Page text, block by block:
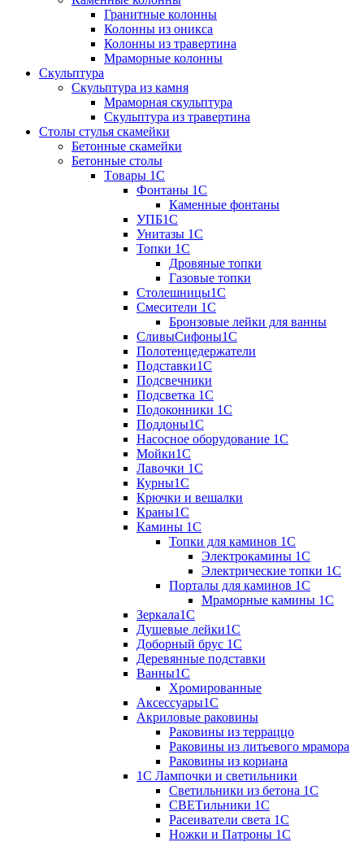
Гранитные колонны
Колонны из оникса
Колонны из травертина
Мраморные колонны
Скульптура
Скульптура из камня
Мраморная скульптура
Скульптура из травертина
Столы стулья скамейки
Бетонные скамейки
Бетонные столы
Tовары 1C
Фонтаны 1C
Каменные фонтаны
УПБ1С
Унитазы 1С
Топки 1С
Дровяные топки
Газовые топки
Столешницы1С
Смесители 1С
Бронзовые лейки для ванны
СливыСифоны1С
Полотенцедержатели
Подставки1С
Подсвечники
Подсветка 1С
Подоконники 1С
Поддоны1С
Насосное оборудование 1С
Мойки1С
Лавочки 1С
Курны1С
Крючки и вешалки
Краны1С
Камины 1C
Топки для каминов 1C
Электрокамины 1С
Электрические топки 1C
Порталы для каминов 1С
Мраморные камины 1C
Зеркала1С
Душевые лейки1С
Доборный брус 1С
Деревянные подставки
Ванны1С
Хромированные
Аксессуары1С
Акриловые раковины
Раковины из терраццо
Раковины из литьевого мрамора
Раковины из кориана
1С Лампочки и светильники
Светильники из бетона 1С
СВЕТильники 1С
Расеиватели света 1С
Ножки и Патроны 1С